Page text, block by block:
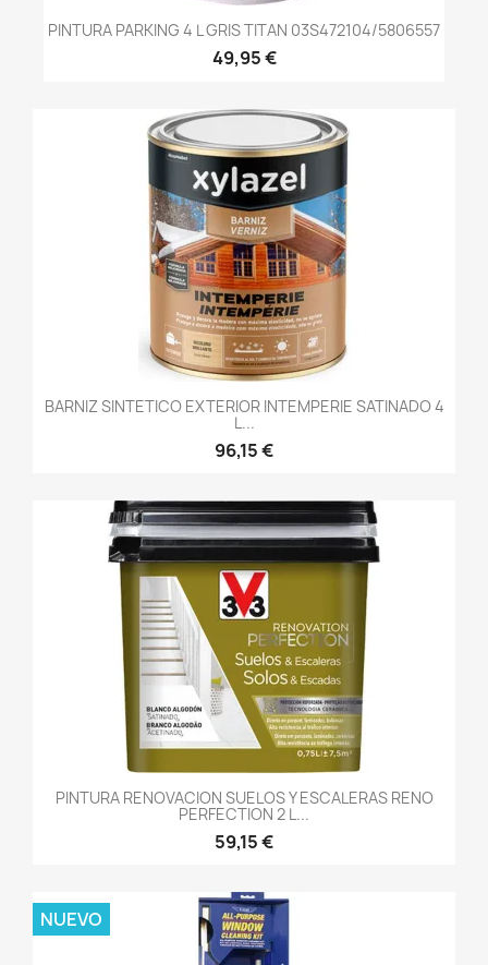
PINTURA PARKING 4 L GRIS TITAN 03S472104/5806557
49,95 €
BARNIZ SINTETICO EXTERIOR INTEMPERIE SATINADO 4
L...
96,15 €
PINTURA RENOVACION SUELOS Y ESCALERAS RENO
PERFECTION 2 L...
59,15 €
NUEVO